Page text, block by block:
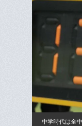
中学時代は全